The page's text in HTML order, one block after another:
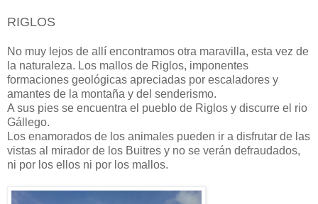
RIGLOS
No muy lejos de allí encontramos otra maravilla, esta vez de
la naturaleza. Los mallos de Riglos, imponentes
formaciones geológicas apreciadas por escaladores y
amantes de la montaña y del senderismo.
A sus pies se encuentra el pueblo de Riglos y discurre el rio
Gállego.
Los enamorados de los animales pueden ir a disfrutar de las
vistas al mirador de los Buitres y no se verán defraudados,
ni por los ellos ni por los mallos.